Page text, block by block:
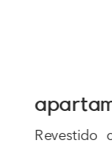
Revestido